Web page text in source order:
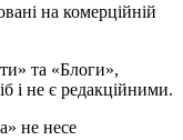
на комерційній
та «Блоги»,
і не є редакційними.
не несе